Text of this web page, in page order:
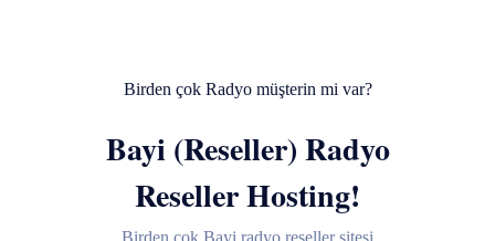
Birden çok Radyo müşterin mi var?
Bayi (Reseller) Radyo
Reseller Hosting!
Birden çok Bayi radyo reseller sitesi